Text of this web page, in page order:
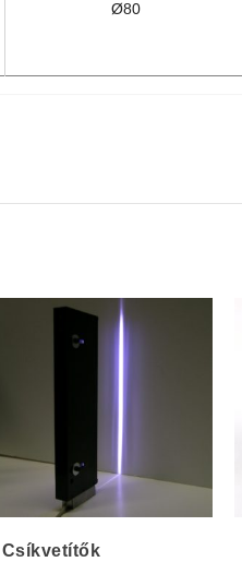
Ø80
Csíkvetítők